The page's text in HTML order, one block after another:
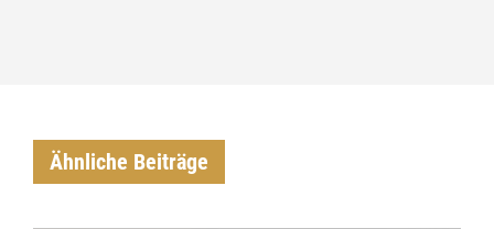
Ähnliche Beiträge